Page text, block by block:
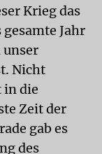
Krieg das
Jahr
unser
Nicht
in die
Zeit der
gab es
des